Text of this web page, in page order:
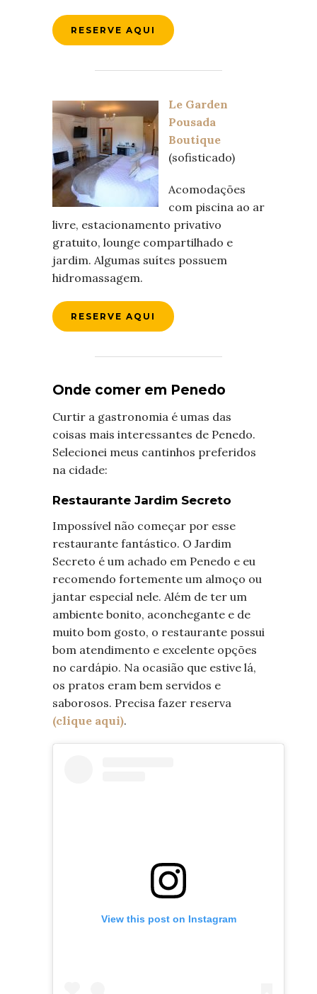
RESERVE AQUI
Le Garden
Pousada
Boutique
(sofisticado)
Acomodações
com piscina ao ar
livre, estacionamento privativo
gratuito, lounge compartilhado e
jardim. Algumas suítes possuem
hidromassagem.
RESERVE AQUI
Onde comer em Penedo
Curtir a gastronomia é umas das
coisas mais interessantes de Penedo.
Selecionei meus cantinhos preferidos
na cidade:
Restaurante Jardim Secreto
Impossível não começar por esse
restaurante fantástico. O Jardim
Secreto é um achado em Penedo e eu
recomendo fortemente um almoço ou
jantar especial nele. Além de ter um
ambiente bonito, aconchegante e de
muito bom gosto, o restaurante possui
bom atendimento e excelente opções
no cardápio. Na ocasião que estive lá,
os pratos eram bem servidos e
saborosos. Precisa fazer reserva
(clique aqui).
View this post on Instagram